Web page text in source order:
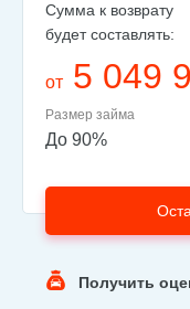
Сумма к возврату
будет составлять:
от 5 049
Размер займа
До 90%
Получить